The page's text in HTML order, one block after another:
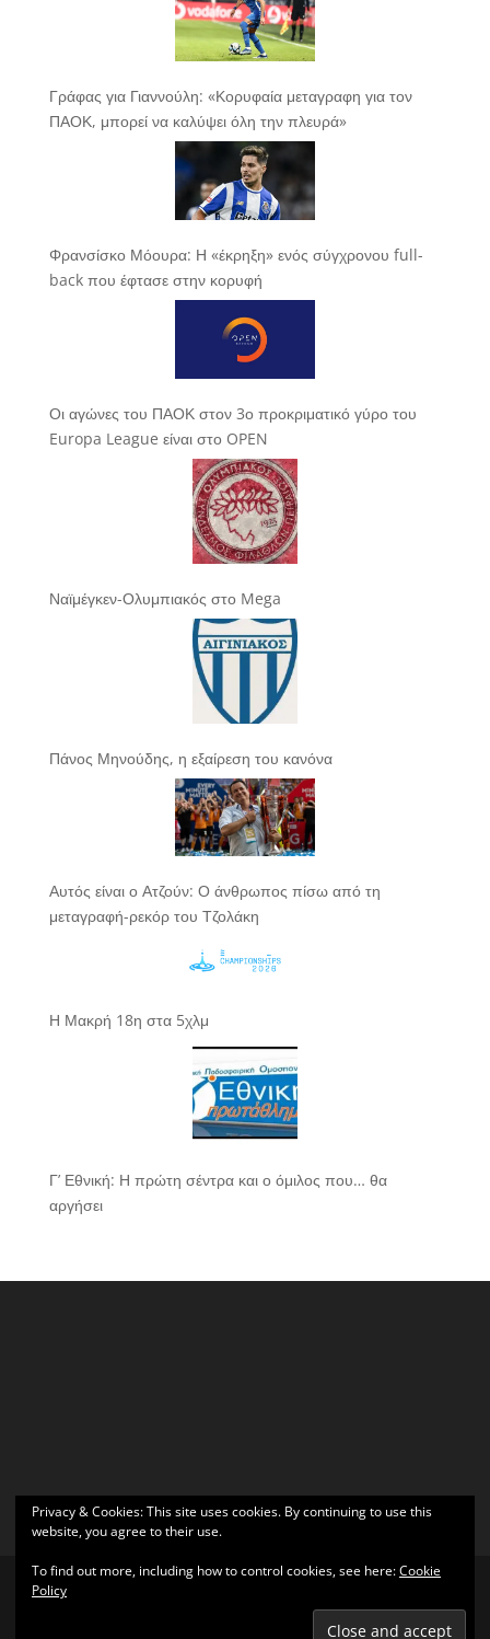
Γράφας για Γιαννούλη: «Κορυφαία μεταγραφη για τον
ΠΑΟΚ, μπορεί να καλύψει όλη την πλευρά»
Φρανσίσκο Μόουρα: Η «έκρηξη» ενός σύγχρονου full-
back που έφτασε στην κορυφή
Οι αγώνες του ΠΑΟΚ στον 3ο προκριματικό γύρο του
Europa League είναι στο OPEN
Ναϊμέγκεν-Ολυμπιακός στο Mega
Πάνος Μηνούδης, η εξαίρεση του κανόνα
Αυτός είναι ο Ατζούν: Ο άνθρωπος πίσω από τη
μεταγραφή-ρεκόρ του Τζολάκη
Η Μακρή 18η στα 5χλμ
Γ’ Εθνική: Η πρώτη σέντρα και ο όμιλος που… θα
αργήσει
| Υποστηρίζεται από
Privacy & Cookies: This site uses cookies. By continuing to use this
website, you agree to their use.
To find out more, including how to control cookies, see here:Cookie
Policy